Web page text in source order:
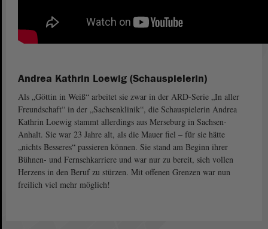
Andrea Kathrin Loewig (Schauspielerin)
Als „Göttin in Weiß“ arbeitet sie zwar in der ARD-Serie „In aller
Freundschaft“ in der „Sachsenklinik“, die Schauspielerin Andrea
Kathrin Loewig stammt allerdings aus Merseburg in Sachsen-
Anhalt. Sie war 23 Jahre alt, als die Mauer fiel – für sie hätte
„nichts Besseres“ passieren können. Sie stand am Beginn ihrer
Bühnen- und Fernsehkarriere und war nur zu bereit, sich vollen
Herzens in den Beruf zu stürzen. Mit offenen Grenzen war nun
freilich viel mehr möglich!